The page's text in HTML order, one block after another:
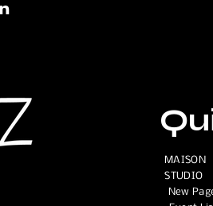
MAISON
STUDIO
New